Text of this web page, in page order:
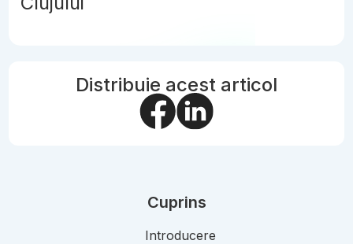
Distribuie acest articol
Cuprins
Introducere